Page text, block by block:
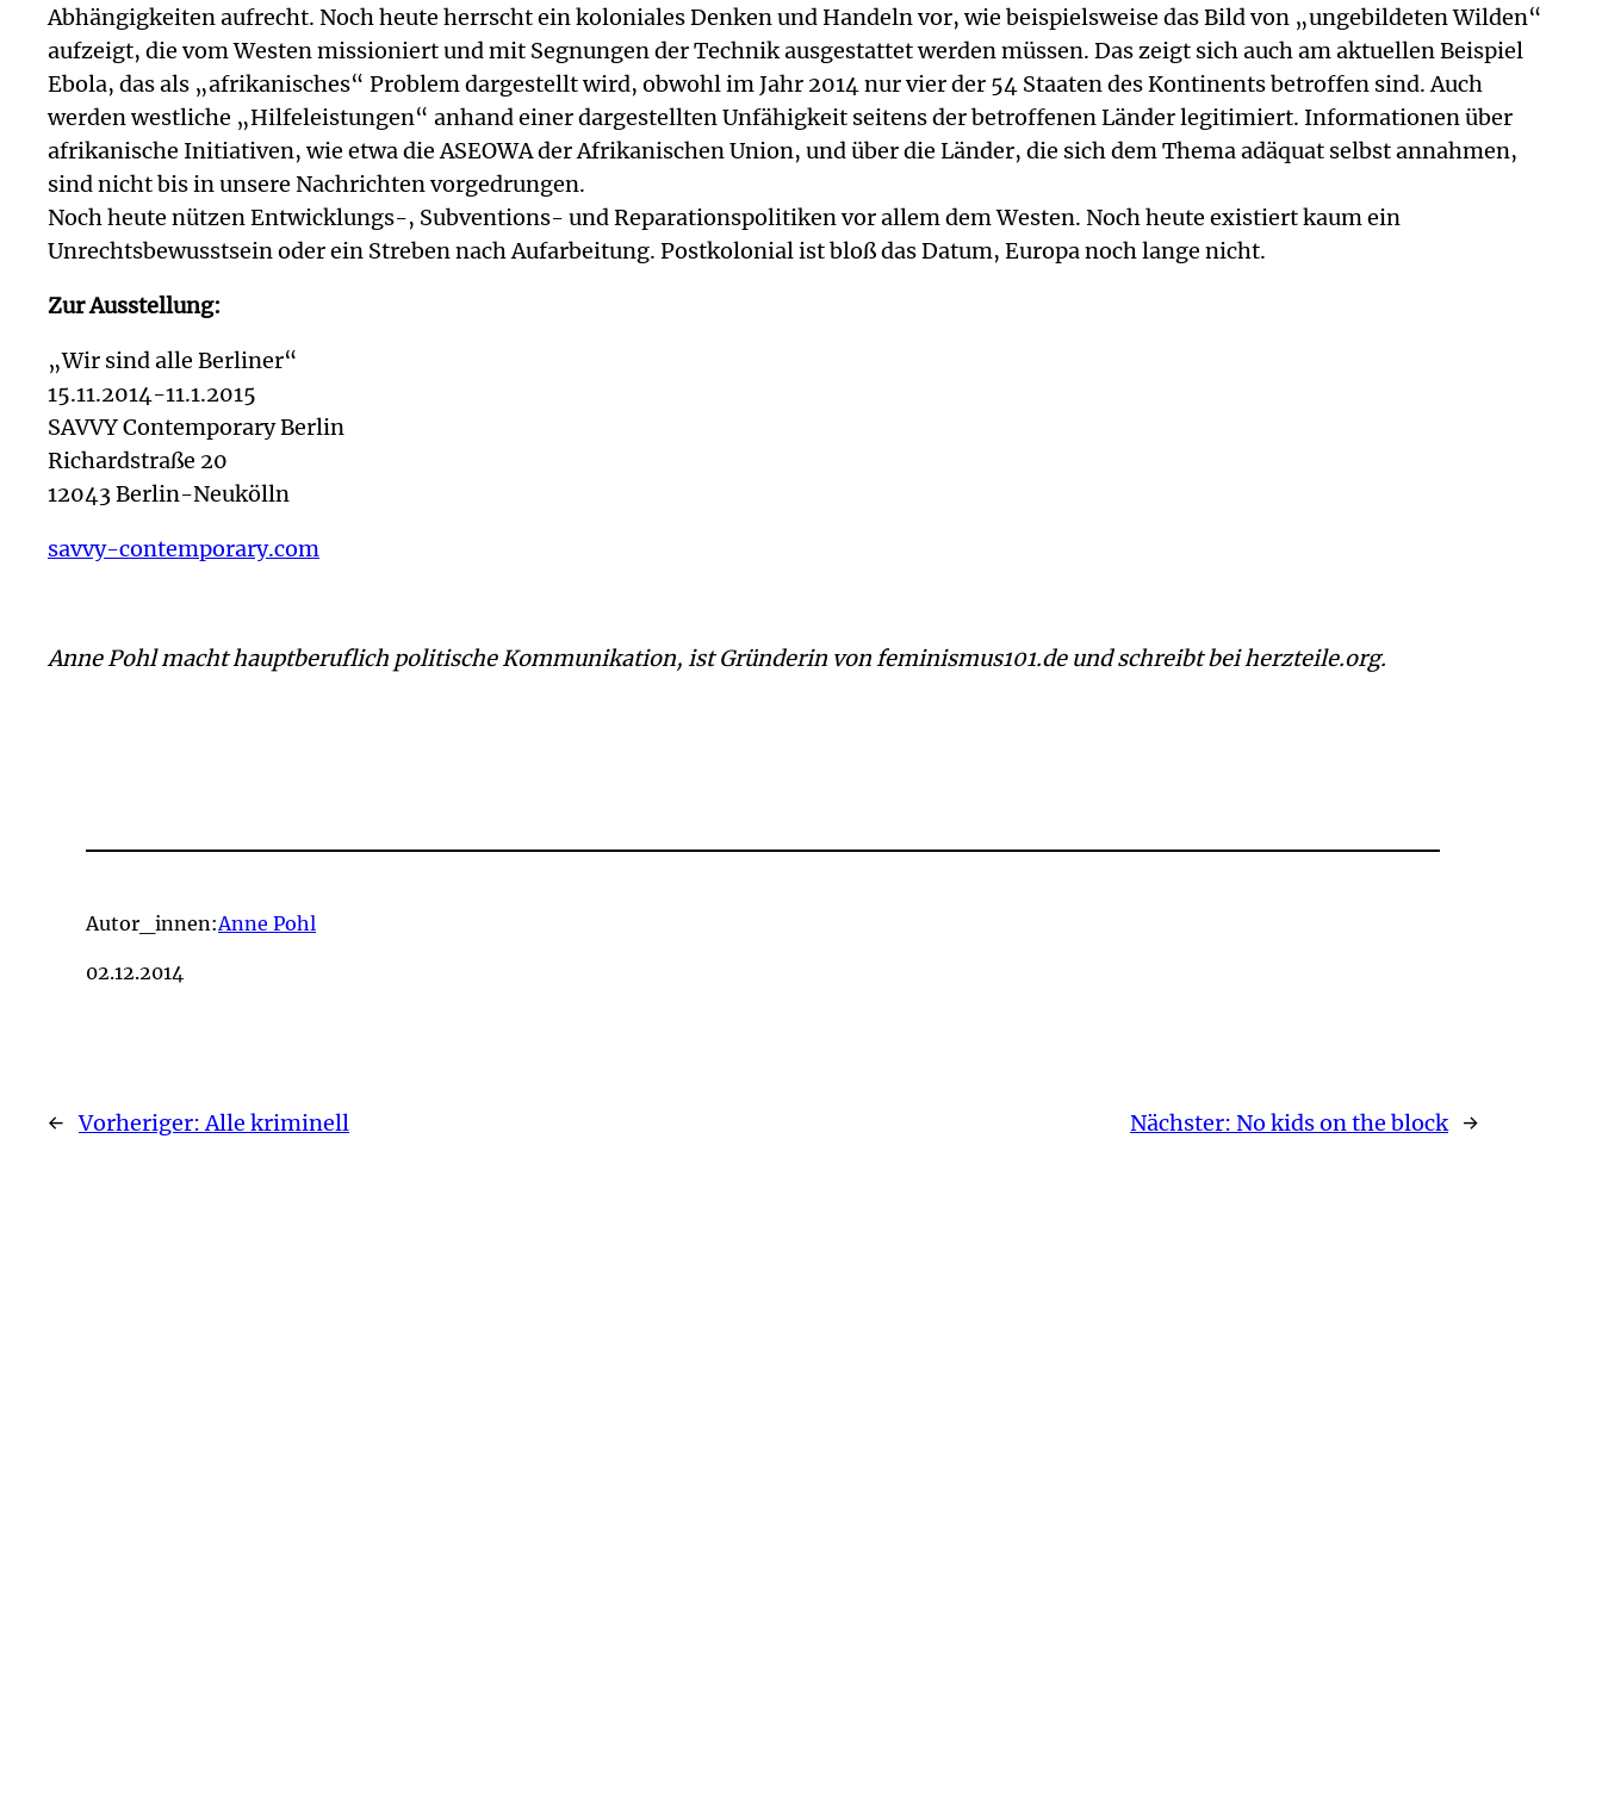
Abhängigkeiten aufrecht. Noch heute herrscht ein koloniales Denken und Handeln vor, wie beispielsweise das Bild von „ungebildeten Wilden“
aufzeigt, die vom Westen missioniert und mit Segnungen der Technik ausgestattet werden müssen. Das zeigt sich auch am aktuellen Beispiel
Ebola, das als „afrikanisches“ Problem dargestellt wird, obwohl im Jahr 2014 nur vier der 54 Staaten des Kontinents betroffen sind. Auch
werden westliche „Hilfeleistungen“ anhand einer dargestellten Unfähigkeit seitens der betroffenen Länder legitimiert. Informationen über
afrikanische Initiativen, wie etwa die ASEOWA der Afrikanischen Union, und über die Länder, die sich dem Thema adäquat selbst annahmen,
sind nicht bis in unsere Nachrichten vorgedrungen.
Noch heute nützen Entwicklungs-, Subventions- und Reparationspolitiken vor allem dem Westen. Noch heute existiert kaum ein
Unrechtsbewusstsein oder ein Streben nach Aufarbeitung. Postkolonial ist bloß das Datum, Europa noch lange nicht.
Zur Ausstellung:
„Wir sind alle Berliner“
15.11.2014-11.1.2015
SAVVY Contemporary Berlin
Richardstraße 20
12043 Berlin-Neukölln
savvy-contemporary.com
Anne Pohl macht hauptberuflich politische Kommunikation, ist Gründerin von feminismus101.de und schreibt bei herzteile.org.
Autor_innen:Anne Pohl
02.12.2014
← Vorheriger: Alle kriminell Nächster: No kids on the block →